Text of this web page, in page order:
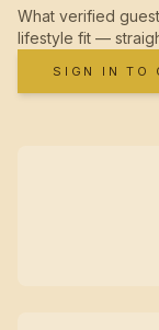
What verified
lifestyle fit —
SIGN IN TO